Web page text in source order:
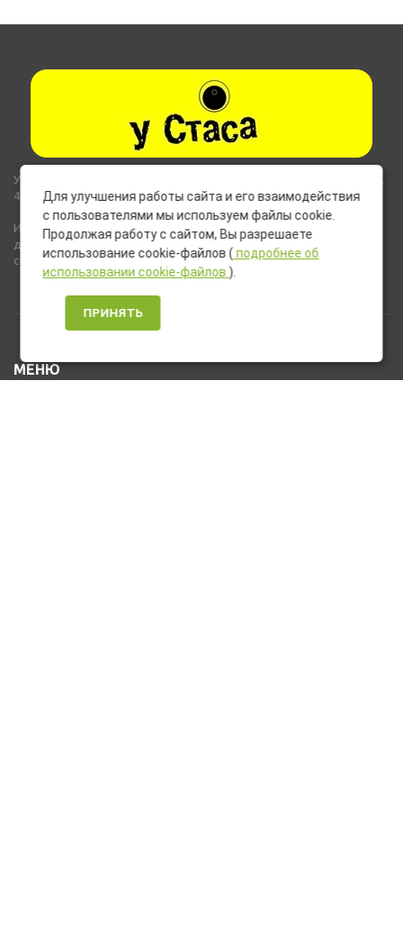
Указанные на сайте цены не являются публичной офертой (ст.435,
437 ГК РФ).
Используемые на сайте изображения товаров могут включать
дополнительное оборудование и компоненты, не входящие в
стандартную комплектацию товара.
МЕНЮ
Для улучшения работы сайта и его взаимодействия
с пользователями мы используем файлы cookie.
Продолжая работу с сайтом, Вы разрешаете
использование cookie-файлов ( подробнее об
использовании cookie-файлов ).
ПРИНЯТЬ